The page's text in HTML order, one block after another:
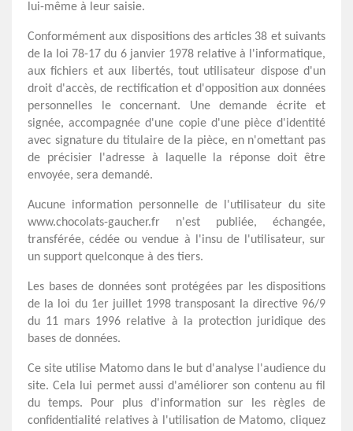
lui-même à leur saisie.
Conformément aux dispositions des articles 38 et suivants
de la loi 78-17 du 6 janvier 1978 relative à l'informatique,
aux fichiers et aux libertés, tout utilisateur dispose d'un
droit d'accès, de rectification et d'opposition aux données
personnelles le concernant. Une demande écrite et
signée, accompagnée d'une copie d'une pièce d'identité
avec signature du titulaire de la pièce, en n'omettant pas
de précisier l'adresse à laquelle la réponse doit être
envoyée, sera demandé.
Aucune information personnelle de l'utilisateur du site
www.chocolats-gaucher.fr n'est publiée, échangée,
transférée, cédée ou vendue à l'insu de l'utilisateur, sur
un support quelconque à des tiers.
Les bases de données sont protégées par les dispositions
de la loi du 1er juillet 1998 transposant la directive 96/9
du 11 mars 1996 relative à la protection juridique des
bases de données.
Ce site utilise Matomo dans le but d'analyse l'audience du
site. Cela lui permet aussi d'améliorer son contenu au fil
du temps. Pour plus d'information sur les règles de
confidentialité relatives à l'utilisation de Matomo, cliquez